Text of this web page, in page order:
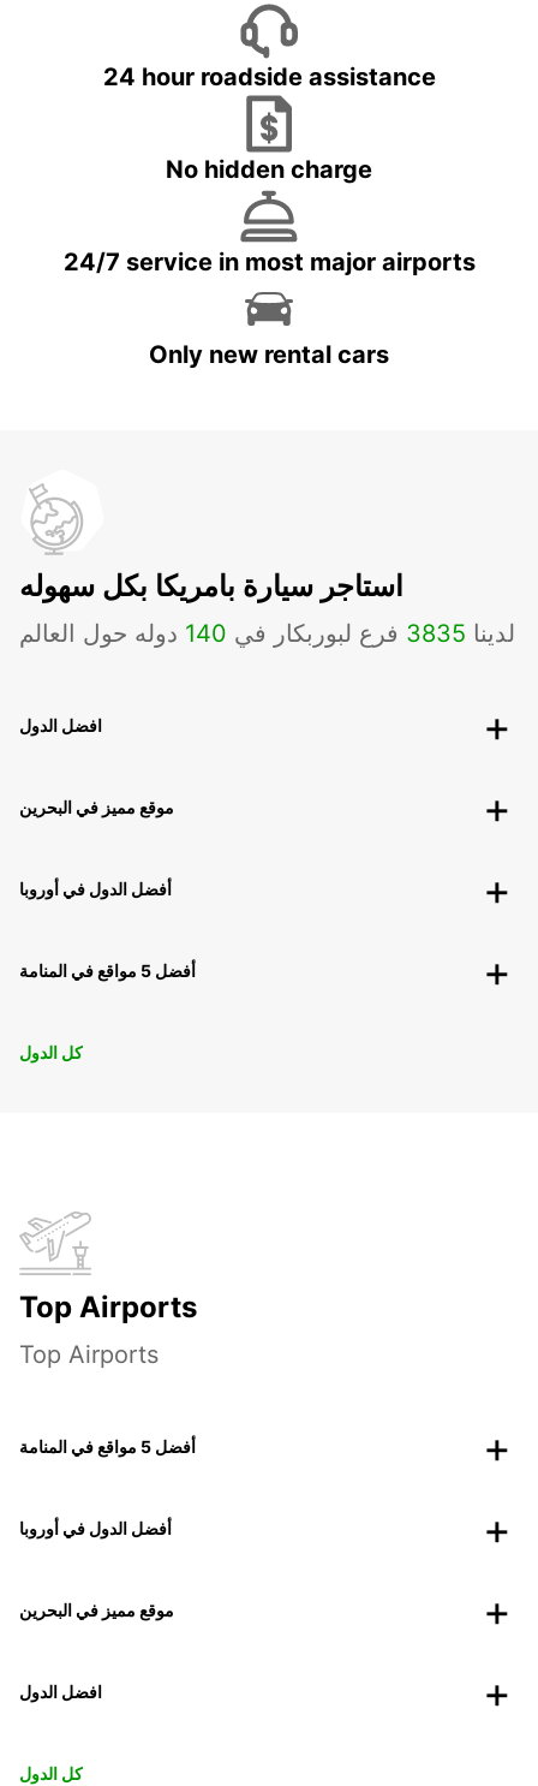
24 hour roadside assistance
No hidden charge
24/7 service in most major airports
Only new rental cars
استاجر سيارة بامريكا بكل سهوله
لدينا 3835 فرع لبوربكار في 140 دوله حول العالم
افضل الدول
موقع مميز في البحرين
أفضل الدول في أوروبا
أفضل 5 مواقع في المنامة
كل الدول
Top Airports
Top Airports
أفضل 5 مواقع في المنامة
أفضل الدول في أوروبا
موقع مميز في البحرين
افضل الدول
كل الدول